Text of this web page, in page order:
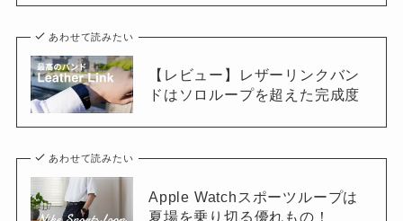
あわせて読みたい
【レビュー】レザーリンクバン
ドはソロループを超えた完成度
あわせて読みたい
Apple Watchスポーツループは
夏場を乗り切る優れもの！